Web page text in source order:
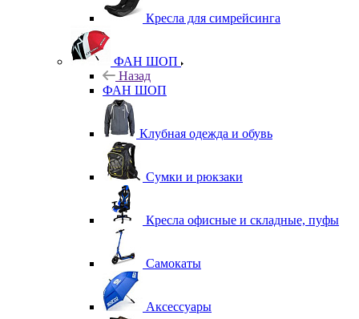
Кресла для симрейсинга
ФАН ШОП
Назад
ФАН ШОП
Клубная одежда и обувь
Сумки и рюкзаки
Кресла офисные и складные, пуфы
Самокаты
Аксессуары